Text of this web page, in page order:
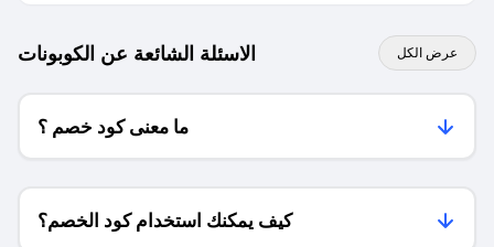
الاسئلة الشائعة عن الكوبونات عرض الكل
ما معنى كود خصم ؟
كيف يمكنك استخدام كود الخصم؟